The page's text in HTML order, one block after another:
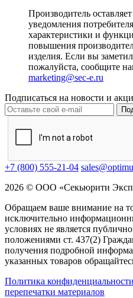
Производитель
уведомления
характеристики и
повышения
изделия. Если вы
пожалуйста, сообщите
marketing@sec-e.ru
Подписаться на новости и
+7 (800) 555-21-04
2026 © ООО «Секьюрити
Обращаем ваше внимание на
исключительно
условиях не является
положениями ст. 437(2)
получения подробной
указанных товаров
Политика конфиденциальности
перепечатки материалов